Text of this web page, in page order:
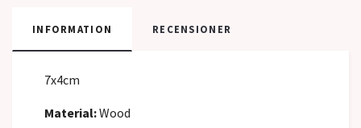
INFORMATION RECENSIONER
7x4cm
Material:Wood